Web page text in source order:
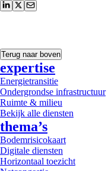
Terug naar boven
expertise
Energietransitie
Ondergrondse infrastructuur
Ruimte & milieu
Bekijk alle diensten
thema’s
Bodemrisicokaart
Digitale diensten
Horizontaal toezicht